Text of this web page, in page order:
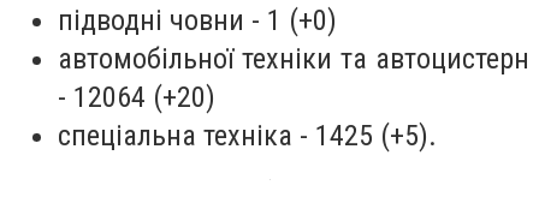
підводні човни - 1 (+0)
автомобільної техніки та автоцистерн
- 12064 (+20)
спеціальна техніка - 1425 (+5).